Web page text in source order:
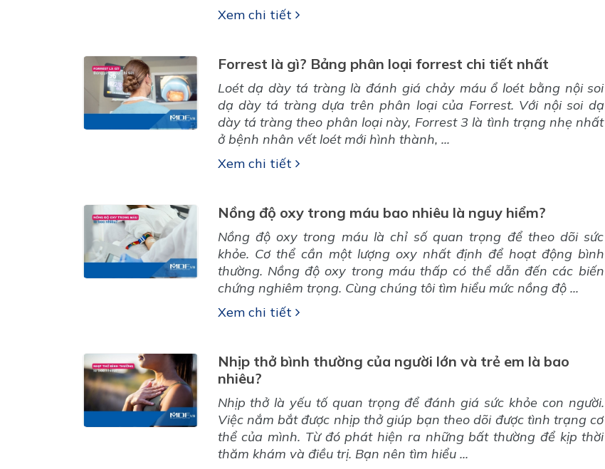
Xem chi tiết
Forrest là gì? Bảng phân loại forrest chi tiết nhất
Loét dạ dày tá tràng là đánh giá chảy máu ổ loét bằng nội soi
dạ dày tá tràng dựa trên phân loại của Forrest. Với nội soi dạ
dày tá tràng theo phân loại này, Forrest 3 là tình trạng nhẹ nhất
ở bệnh nhân vết loét mới hình thành, ...
Xem chi tiết
Nồng độ oxy trong máu bao nhiêu là nguy hiểm?
Nồng độ oxy trong máu là chỉ số quan trọng để theo dõi sức
khỏe. Cơ thể cần một lượng oxy nhất định để hoạt động bình
thường. Nồng độ oxy trong máu thấp có thể dẫn đến các biến
chứng nghiêm trọng. Cùng chúng tôi tìm hiểu mức nồng độ ...
Xem chi tiết
Nhịp thở bình thường của người lớn và trẻ em là bao
nhiêu?
Nhịp thở là yếu tố quan trọng để đánh giá sức khỏe con người.
Việc nắm bắt được nhịp thở giúp bạn theo dõi được tình trạng cơ
thể của mình. Từ đó phát hiện ra những bất thường để kịp thời
thăm khám và điều trị. Bạn nên tìm hiểu ...